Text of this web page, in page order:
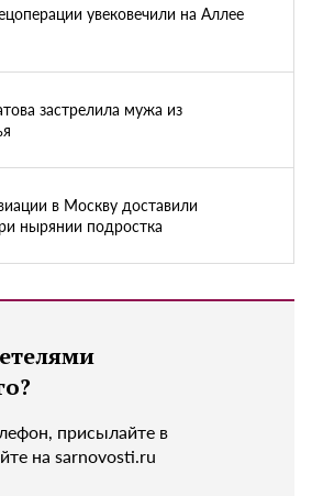
увековечили на Аллее
застрелила мужа из
в Москву доставили
нырянии подростка
присылайте в
на sarnovosti.ru